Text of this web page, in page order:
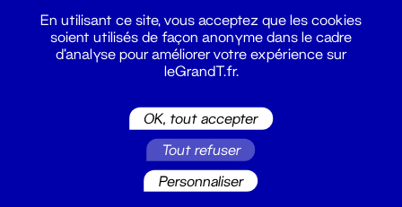
billetterie@leGrandT.fr
Du lundi au vendredi 14h → 18h
En utilisant ce site, vous acceptez que les cookies
soient utilisés de façon anonyme dans le cadre
d'analyse pour améliorer votre expérience sur
leGrandT.fr.
OK, tout accepter
Tout refuser
Personnaliser